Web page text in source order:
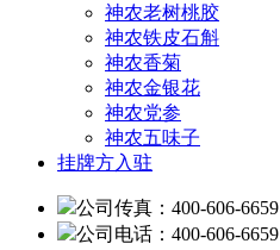
神农老树桃胶
神农铁皮石斛
神农香菊
神农金银花
神农党参
神农五味子
挂牌方入驻
公司传真：400-606-6659
公司电话：400-606-6659